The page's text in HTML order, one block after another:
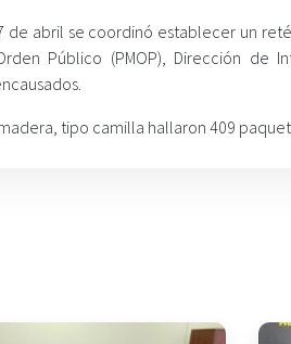
de abril se coordinó establecer un
Público (PMOP), Dirección de
tipo camilla hallaron 409